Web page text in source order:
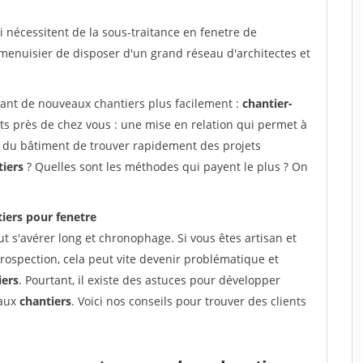
de la sous-traitance en fenetre de
de disposer d'un grand réseau d'architectes et
de nouveaux chantiers plus facilement : chantier-
près de chez vous : une mise en relation qui permet à
bâtiment de trouver rapidement des projets
? Quelles sont les méthodes qui payent le plus ? On
pour fenetre
s'avérer long et chronophage. Si vous êtes artisan et
cela peut vite devenir problématique et
. Pourtant, il existe des astuces pour développer
chantiers. Voici nos conseils pour trouver des clients